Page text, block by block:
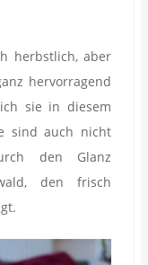
herbstlich, aber
hervorragend
sie in diesem
sind auch nicht
den Glanz
den frisch